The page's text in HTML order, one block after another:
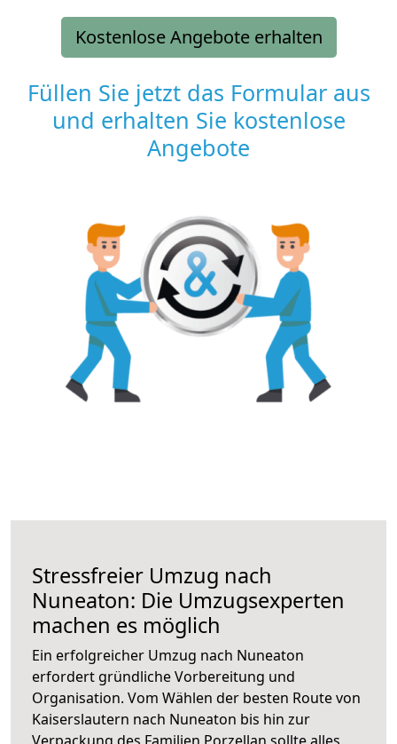
Kostenlose Angebote erhalten
Füllen Sie jetzt das Formular aus
und erhalten Sie kostenlose
Angebote
Stressfreier Umzug nach
Nuneaton: Die Umzugsexperten
machen es möglich
Ein erfolgreicher Umzug nach Nuneaton
erfordert gründliche Vorbereitung und
Organisation. Vom Wählen der besten Route von
Kaiserslautern nach Nuneaton bis hin zur